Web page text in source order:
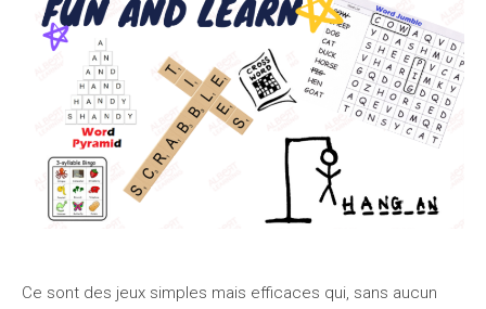
Ce sont des jeux simples mais efficaces qui, sans aucun